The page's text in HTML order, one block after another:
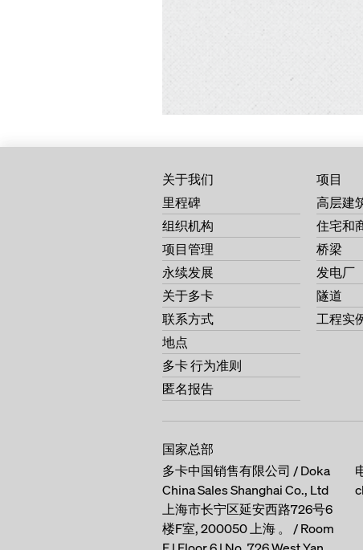
关于我们
里程碑
组织机构
项目管理
永续发展
关于多卡
联系方式
地点
多卡 行为准则
匿名报告
项目
高层建
住宅和
桥梁
发电厂
隧道
工程实
国家总部
多卡中国销售有限公司 / Doka
China Sales Shanghai Co., Ltd
上海市长宁区延安西路726号6
楼F室, 200050 上海 。 / Room